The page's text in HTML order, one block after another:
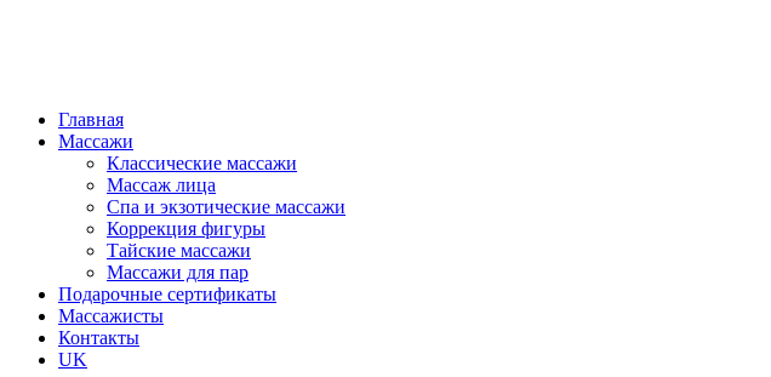
Главная
Массажи
Классические массажи
Массаж лица
Спа и экзотические массажи
Коррекция фигуры
Тайские массажи
Массажи для пар
Подарочные сертификаты
Массажисты
Контакты
UK